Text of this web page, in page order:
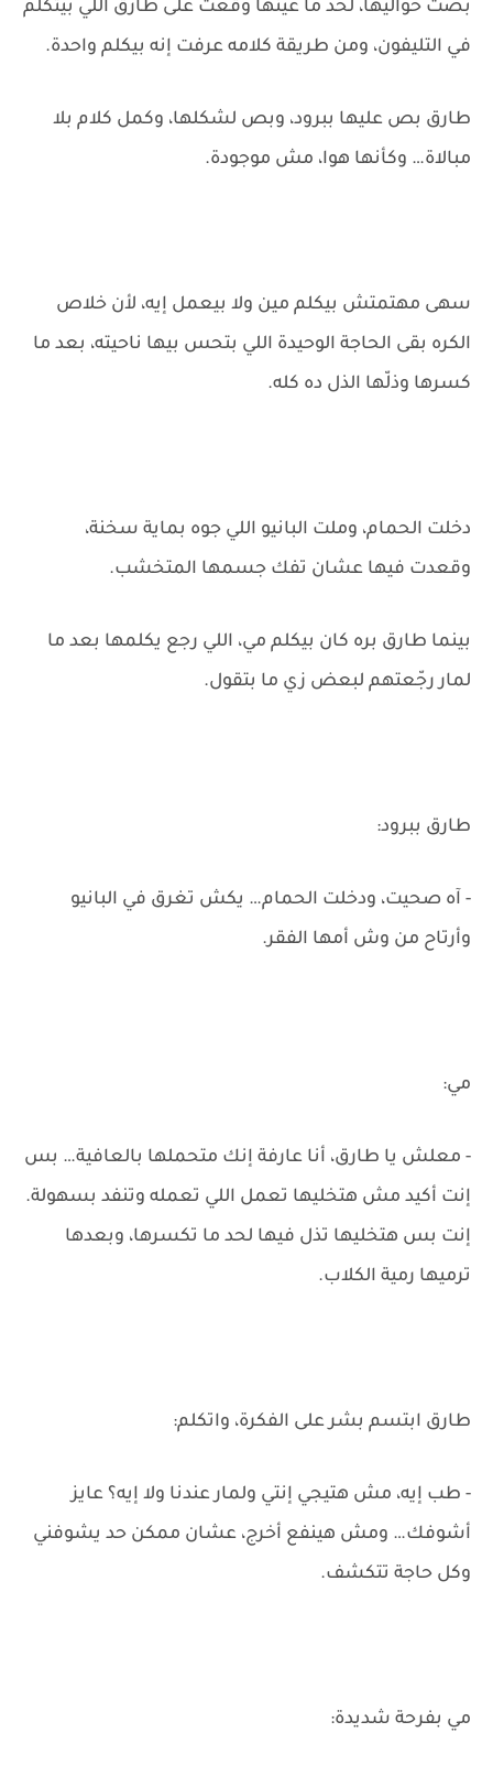
بصت حواليها، لحد ما عينها وقعت على طارق اللي بيتكلم
في التليفون، ومن طريقة كلامه عرفت إنه بيكلم واحدة.
طارق بص عليها ببرود، وبص لشكلها، وكمل كلام بلا
مبالاة… وكأنها هوا، مش موجودة.
سهى مهتمتش بيكلم مين ولا بيعمل إيه، لأن خلاص
الكره بقى الحاجة الوحيدة اللي بتحس بيها ناحيته، بعد ما
كسرها وذلّها الذل ده كله.
دخلت الحمام، وملت البانيو اللي جوه بماية سخنة،
وقعدت فيها عشان تفك جسمها المتخشب.
بينما طارق بره كان بيكلم مي، اللي رجع يكلمها بعد ما
لمار رجّعتهم لبعض زي ما بتقول.
طارق ببرود:
- آه صحيت، ودخلت الحمام… يكش تغرق في البانيو
وأرتاح من وش أمها الفقر.
مي:
- معلش يا طارق، أنا عارفة إنك متحملها بالعافية… بس
إنت أكيد مش هتخليها تعمل اللي تعمله وتنفد بسهولة.
إنت بس هتخليها تذل فيها لحد ما تكسرها، وبعدها
ترميها رمية الكلاب.
طارق ابتسم بشر على الفكرة، واتكلم:
- طب إيه، مش هتيجي إنتي ولمار عندنا ولا إيه؟ عايز
أشوفك… ومش هينفع أخرج، عشان ممكن حد يشوفني
وكل حاجة تتكشف.
مي بفرحة شديدة: